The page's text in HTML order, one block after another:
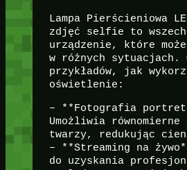
Lampa Pierścieniowa
zdjęć selfie to
urządzenie, które może
w różnych
przykładów, jak
oświetlenie:
– **Fotografia
Umożliwia
twarzy, redukując
– **Streaming na
do uzyskania